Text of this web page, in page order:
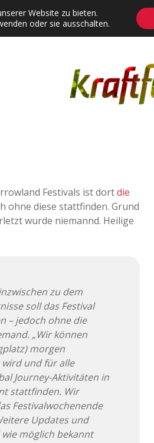
Adventskalender Dropdown-Menü öffnen
Festivals ist dortdie
ohne diese stattfinden. Grund
wurde niemannd. Heilige
zu dem
soll das Festival
– jedoch ohne die
„Wir können
morgen
wird und für alle
Journey-Aktivitäten in
stattfinden. Wir
Festivalwochenende
Updates und
möglich bekannt
Website zu bieten.
oder sie ausschalten.